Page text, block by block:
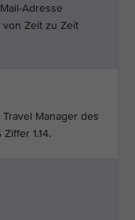
Adresse
Zeit zu Zeit
Manager des
1.14.